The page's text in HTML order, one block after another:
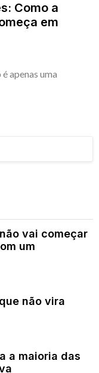
Como a
em
apenas uma
vai começar
um
não vira
a maioria das